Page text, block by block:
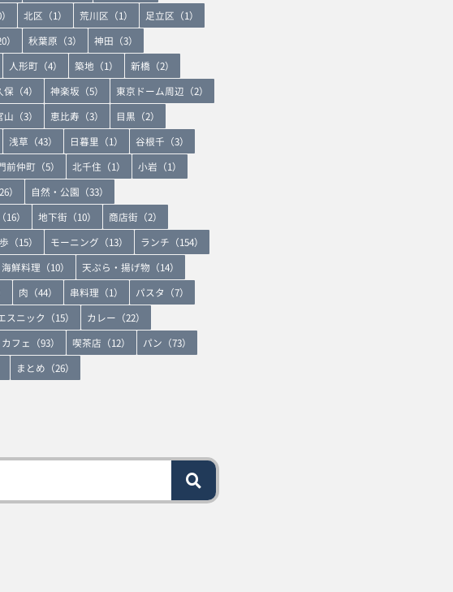
北区（1） 荒川区（1）
足立区（1）
秋葉原（3）
神田（3）
人形町（4） 築地（1）
新橋（2）
（4） 神楽坂（5）
東京ドーム周辺（2）
（3） 恵比寿（3）
目黒（2）
浅草（43） 日暮里（1）
谷根千（3）
前仲町（5） 北千住（1）
小岩（1）
）
自然・公園（33）
） 地下街（10）
商店街（2）
（15） モーニング（13）
ランチ（154）
海鮮料理（10）
天ぷら・揚げ物（14）
肉（44） 串料理（1）
パスタ（7）
スニック（15）
カレー（22）
カフェ（93） 喫茶店（12）
パン（73）
まとめ（26）